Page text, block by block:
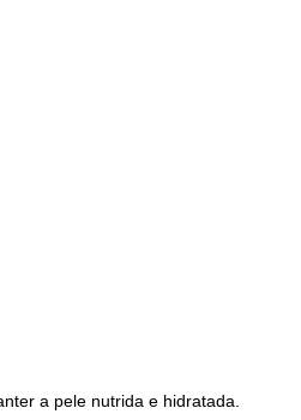
a pele nutrida e hidratada.